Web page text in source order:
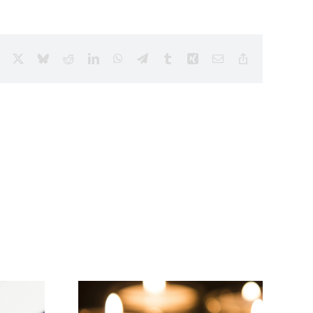
BlueskyRedditLinkedInWhatsApp
TelegramTumblr Xing Email